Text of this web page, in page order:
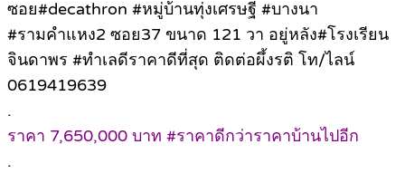
ซอย#decathron #หมู่บ้านทุ่งเศรษฐี #บางนา
#รามคำแหง2 ซอย37 ขนาด 121 วา อยู่หลัง#โรงเรียน
จินดาพร #ทำเลดีราคาดีที่สุด ติดต่อผึ้งรติ โท/ไลน์
0619419639
.
ราคา 7,650,000 บาท #ราคาดีกว่าราคาบ้านไปอีก
.